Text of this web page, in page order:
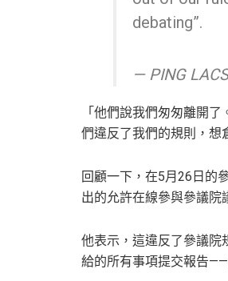
debating”.
— PING
「他們說我們匆匆離開
們違反了我們的規則，想
回顧一下，在5月26日的
出的允許在線參與參議院
他表示，這違反了參議
給的所有事項提交報告